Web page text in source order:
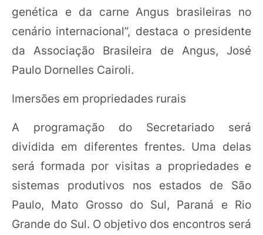
genética e da carne Angus brasileiras no
cenário internacional”, destaca o presidente
da Associação Brasileira de Angus, José
Paulo Dornelles Cairoli.
Imersões em propriedades rurais
A programação do Secretariado será
dividida em diferentes frentes. Uma delas
será formada por visitas a propriedades e
sistemas produtivos nos estados de São
Paulo, Mato Grosso do Sul, Paraná e Rio
Grande do Sul. O objetivo dos encontros será